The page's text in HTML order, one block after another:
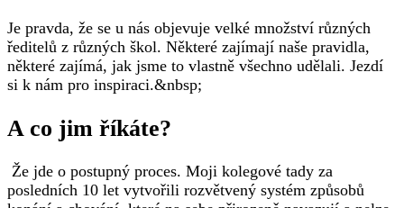
Je pravda, že se u nás objevuje velké množství různých
ředitelů z různých škol. Některé zajímají naše pravidla,
některé zajímá, jak jsme to vlastně všechno udělali. Jezdí
si k nám pro inspiraci.&nbsp;
A co jim říkáte?
‍ Že jde o postupný proces. Moji kolegové tady za
posledních 10 let vytvořili rozvětvený systém způsobů